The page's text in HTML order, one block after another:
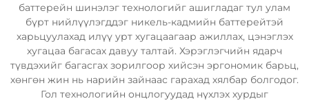
баттерейн шинэлэг технологийг ашигладаг тул улам
бүрт нийлүүлэгддэг никель-кадмийн баттерейтэй
харьцуулахад илүү урт хугацаагаар ажиллах, цэнэглэх
хугацаа багасах давуу талтай. Хэрэглэгчийн ядарч
түвдэхийг багасгах зорилгоор хийсэн эргономик барьц,
хөнгөн жин нь нарийн зайнаас гарахад хялбар болгодог.
Гол технологийн онцлогуудад нүхлэх хурдыг